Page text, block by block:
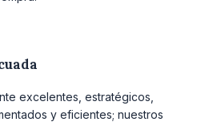
excelentes, estratégicos,
y eficientes; nuestros